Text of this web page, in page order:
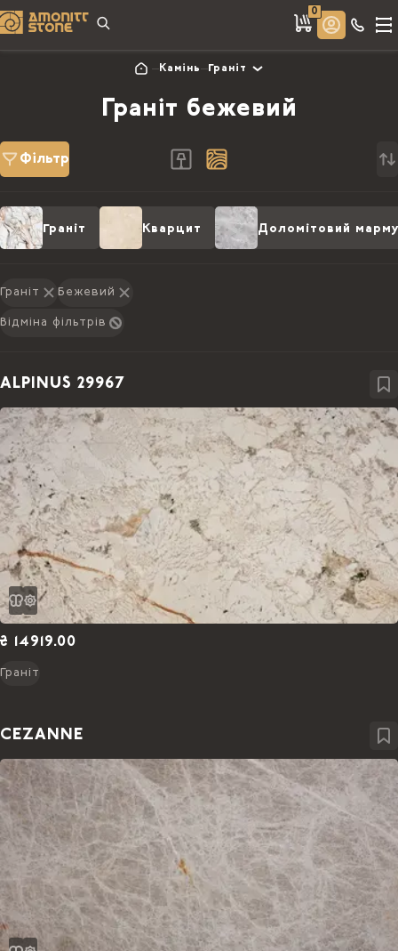
0
Камінь Граніт
Граніт бежевий
Фільтр
Граніт Кварцит Доломітовий
Граніт Бежевий
Відміна фільтрів
ALPINUS 29967
₴ 14919.00
Граніт
CEZANNE